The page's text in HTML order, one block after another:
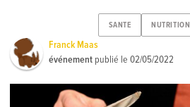
SANTE NUTRITION
Franck Maas
événement publié le02/05/2022